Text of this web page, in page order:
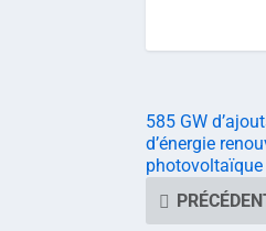
585 GW
d’énergie